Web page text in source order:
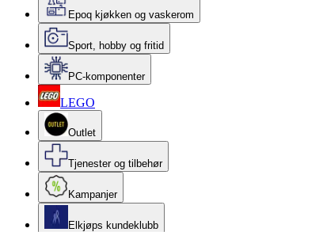
Epoq kjøkken og vaskerom
Sport, hobby og fritid
PC-komponenter
LEGO
Outlet
Tjenester og tilbehør
Kampanjer
Elkjøps kundeklubb